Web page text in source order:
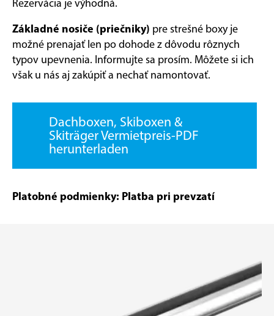
Rezervácia je výhodná.
Základné nosiče (priečniky) pre strešné boxy je
možné prenajať len po dohode z dôvodu rôznych
typov upevnenia. Informujte sa prosím. Môžete si ich
však u nás aj zakúpiť a nechať namontovať.
Dachboxen, Skiboxen &
Skiträger Vermietpreis-PDF
herunterladen
Platobné podmienky: Platba pri prevzatí